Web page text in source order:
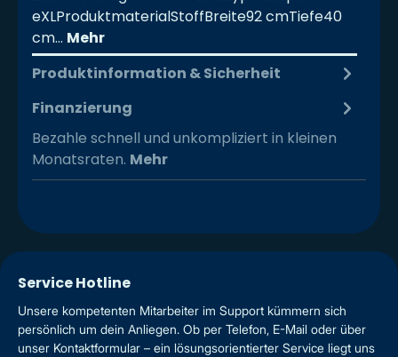
eXLProduktmaterialStoffBreite92 cmTiefe40
cm… Mehr
Produktinformation & Sicherheit
Finanzierung
Bezahle schnell und unkompliziert in kleinen
Monatsraten. Mehr
Service Hotline
Unsere kompetenten Mitarbeiter im Support kümmern sich
persönlich um dein Anliegen. Ob per Telefon, E-Mail oder über
unser Kontaktformular – ein lösungsorientierter Service liegt uns